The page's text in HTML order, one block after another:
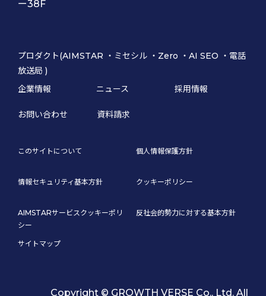
ー38F
プロダクト(AIMSTAR ・ ミセシル ・ Zero ・AI SEO ・ 電話
放送局 )
企業情報
ニュース 採用情報
お問い合わせ 資料請求
このサイトについて 個人情報保護方針
情報セキュリティ基本方針 クッキーポリシー
AIMSTARサービスクッキーポリ
シー
反社会的勢力に対する基本方針
サイトマップ
Copyright © GROWTH VERSE Co., Ltd. All